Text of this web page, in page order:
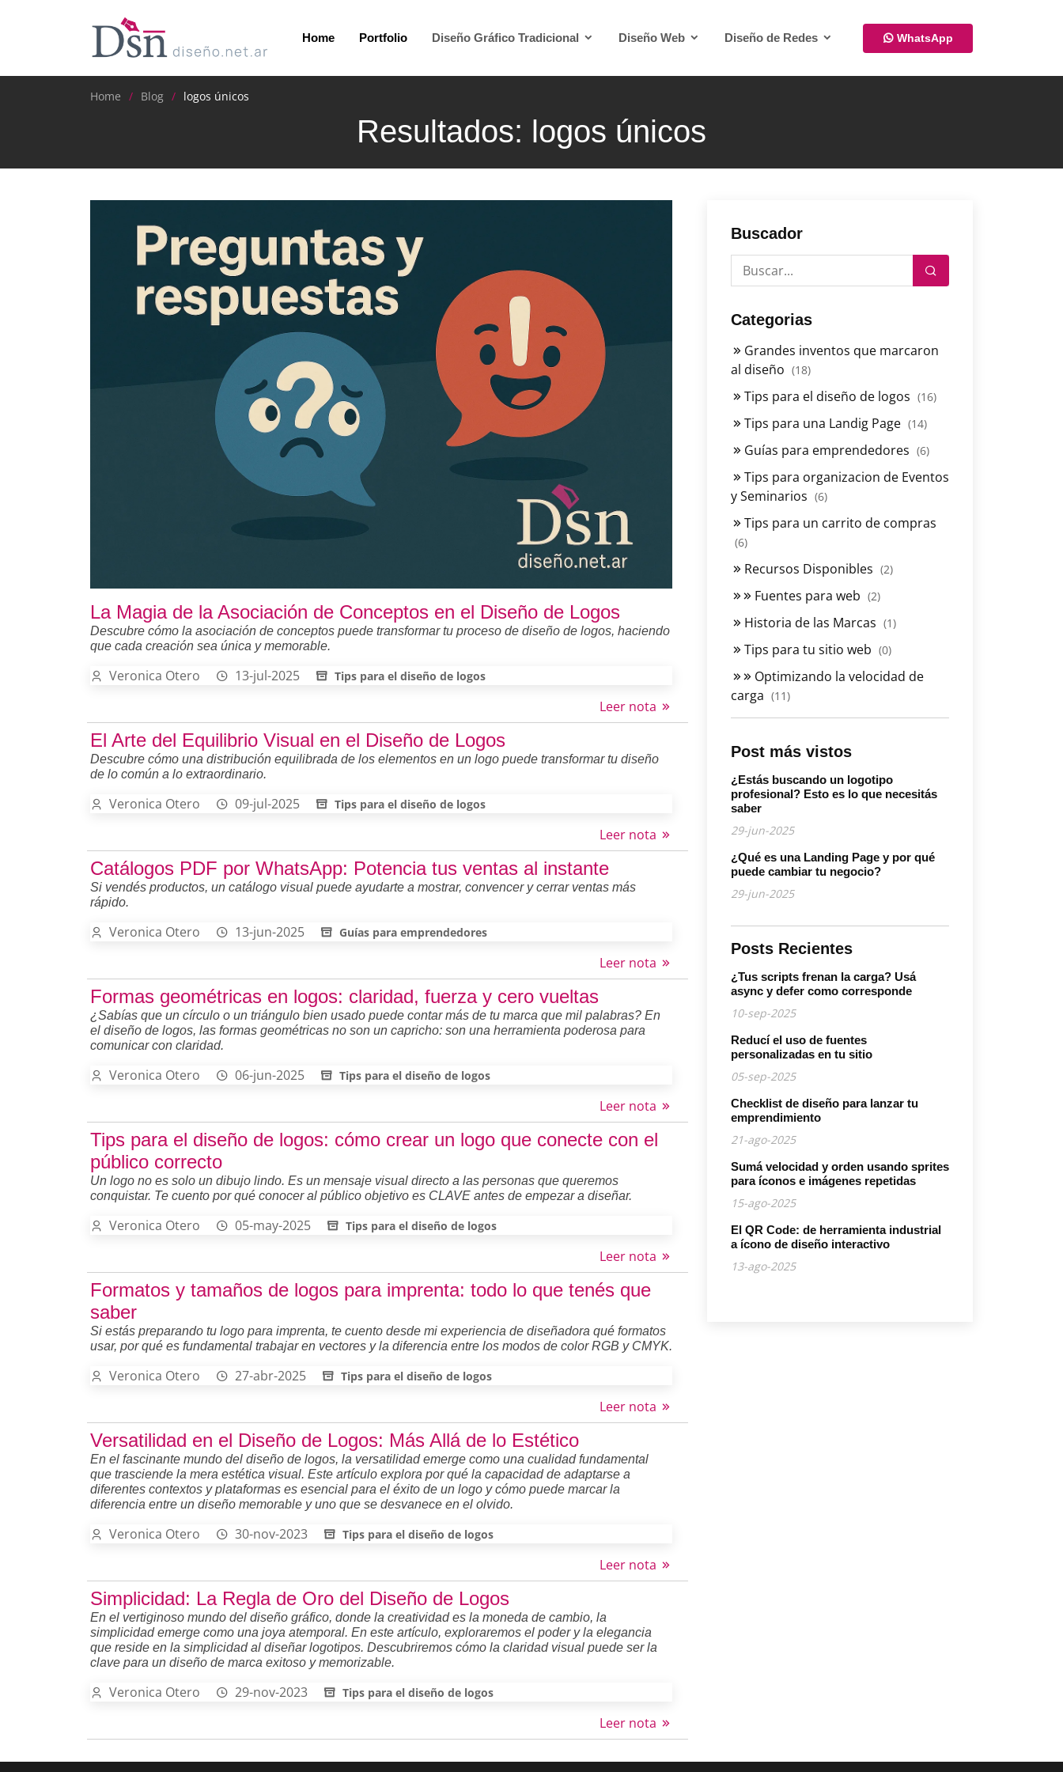
Home Portfolio Diseño Gráfico Tradicional Diseño Web Diseño de Redes WhatsApp
Home Blog logos únicos
Resultados: logos únicos
Buscador
Categorias
Grandes inventos que marcaron
al diseño (18)
Tips para el diseño de logos (16)
Tips para una Landig Page (14)
Guías para emprendedores (6)
Tips para organizacion de Eventos
y Seminarios (6)
Tips para un carrito de compras
(6)
Recursos Disponibles (2)
Fuentes para web (2)
Historia de las Marcas (1)
Tips para tu sitio web (0)
Optimizando la velocidad de
carga (11)
Post más vistos
¿Estás buscando un logotipo
profesional? Esto es lo que necesitás
saber
29-jun-2025
¿Qué es una Landing Page y por qué
puede cambiar tu negocio?
29-jun-2025
Posts Recientes
¿Tus scripts frenan la carga? Usá
async y defer como corresponde
10-sep-2025
Reducí el uso de fuentes
personalizadas en tu sitio
05-sep-2025
Checklist de diseño para lanzar tu
emprendimiento
21-ago-2025
Sumá velocidad y orden usando sprites
para íconos e imágenes repetidas
15-ago-2025
El QR Code: de herramienta industrial
a ícono de diseño interactivo
13-ago-2025
La Magia de la Asociación de Conceptos en el Diseño de Logos
Descubre cómo la asociación de conceptos puede transformar tu proceso de diseño de logos, haciendo
que cada creación sea única y memorable.
Veronica Otero 13-jul-2025 Tips para el diseño de logos
Leer nota
El Arte del Equilibrio Visual en el Diseño de Logos
Descubre cómo una distribución equilibrada de los elementos en un logo puede transformar tu diseño
de lo común a lo extraordinario.
Veronica Otero 09-jul-2025 Tips para el diseño de logos
Leer nota
Catálogos PDF por WhatsApp: Potencia tus ventas al instante
Si vendés productos, un catálogo visual puede ayudarte a mostrar, convencer y cerrar ventas más
rápido.
Veronica Otero 13-jun-2025 Guías para emprendedores
Leer nota
Formas geométricas en logos: claridad, fuerza y cero vueltas
¿Sabías que un círculo o un triángulo bien usado puede contar más de tu marca que mil palabras? En
el diseño de logos, las formas geométricas no son un capricho: son una herramienta poderosa para
comunicar con claridad.
Veronica Otero 06-jun-2025 Tips para el diseño de logos
Leer nota
Tips para el diseño de logos: cómo crear un logo que conecte con el
público correcto
Un logo no es solo un dibujo lindo. Es un mensaje visual directo a las personas que queremos
conquistar. Te cuento por qué conocer al público objetivo es CLAVE antes de empezar a diseñar.
Veronica Otero 05-may-2025 Tips para el diseño de logos
Leer nota
Formatos y tamaños de logos para imprenta: todo lo que tenés que
saber
Si estás preparando tu logo para imprenta, te cuento desde mi experiencia de diseñadora qué formatos
usar, por qué es fundamental trabajar en vectores y la diferencia entre los modos de color RGB y CMYK.
Veronica Otero 27-abr-2025 Tips para el diseño de logos
Leer nota
Versatilidad en el Diseño de Logos: Más Allá de lo Estético
En el fascinante mundo del diseño de logos, la versatilidad emerge como una cualidad fundamental
que trasciende la mera estética visual. Este artículo explora por qué la capacidad de adaptarse a
diferentes contextos y plataformas es esencial para el éxito de un logo y cómo puede marcar la
diferencia entre un diseño memorable y uno que se desvanece en el olvido.
Veronica Otero 30-nov-2023 Tips para el diseño de logos
Leer nota
Simplicidad: La Regla de Oro del Diseño de Logos
En el vertiginoso mundo del diseño gráfico, donde la creatividad es la moneda de cambio, la
simplicidad emerge como una joya atemporal. En este artículo, exploraremos el poder y la elegancia
que reside en la simplicidad al diseñar logotipos. Descubriremos cómo la claridad visual puede ser la
clave para un diseño de marca exitoso y memorizable.
Veronica Otero 29-nov-2023 Tips para el diseño de logos
Leer nota